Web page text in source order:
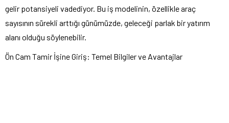
gelir potansiyeli vadediyor. Bu iş modelinin, özellikle araç
sayısının sürekli arttığı günümüzde, geleceği parlak bir yatırım
alanı olduğu söylenebilir.
Ön Cam Tamir İşine Giriş: Temel Bilgiler ve Avantajlar